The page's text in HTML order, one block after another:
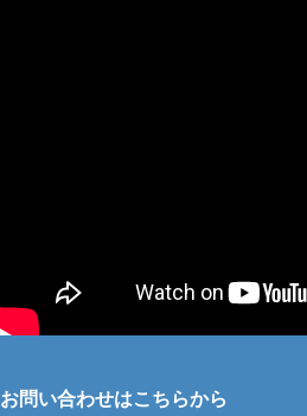
お問い合わせはこちらから